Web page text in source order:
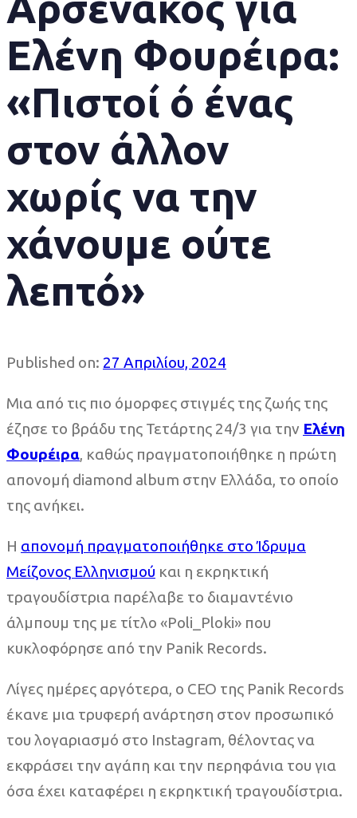
Ελένη Φουρέιρα:
«Πιστοί ό ένας
στον άλλον
χωρίς να την
χάνουμε ούτε
λεπτό»
Published on: 27 Απριλίου, 2024
Μια από τις πιο όμορφες στιγμές της ζωής της
έζησε το βράδυ της Τετάρτης 24/3 για την Ελένη
Φουρέιρα, καθώς πραγματοποιήθηκε η πρώτη
απονομή diamond album στην Ελλάδα, το οποίο
της ανήκει.
Η απονομή πραγματοποιήθηκε στο Ίδρυμα
Μείζονος Ελληνισμού και η εκρηκτική
τραγουδίστρια παρέλαβε το διαμαντένιο
άλμπουμ της με τίτλο «Poli_Ploki» που
κυκλοφόρησε από την Panik Records.
Λίγες ημέρες αργότερα, ο CEO της Panik Records
έκανε μια τρυφερή ανάρτηση στον προσωπικό
του λογαριασμό στο Instagram, θέλοντας να
εκφράσει την αγάπη και την περηφάνια του για
όσα έχει καταφέρει η εκρηκτική τραγουδίστρια.